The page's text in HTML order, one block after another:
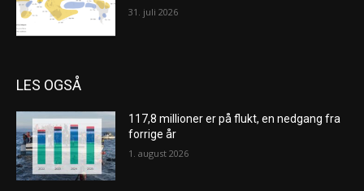
31. juli 2026
LES OGSÅ
117,8 millioner er på flukt, en nedgang fra
forrige år
1. august 2026